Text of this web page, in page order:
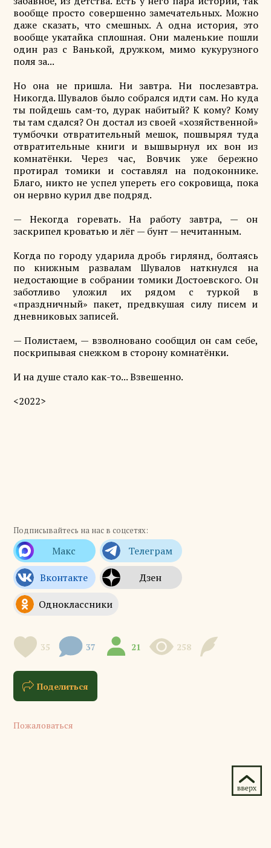
вообще просто совершенно замечательных. Можно
даже сказать, что смешных. А одна история, это
вообще укатайка сплошная. Они маленькие пошли
один раз с Ванькой, дружком, мимо кукурузного
поля за...
Но она не пришла. Ни завтра. Ни послезавтра.
Никогда. Шувалов было собрался идти сам. Но куда
ты пойдешь сам-то, дурак набитый? К кому? Кому
ты там сдался? Он достал из своей «хозяйственной»
тумбочки отвратительный мешок, пошвырял туда
отвратительные книги и вышвырнул их вон из
комнатёнки. Через час, Вовчик уже бережно
протирал томики и составлял на подоконнике.
Благо, никто не успел упереть его сокровища, пока
он нервно курил две подряд.
— Некогда горевать. На работу завтра, — он
заскрипел кроватью и лёг — бунт — нечитанным.
Когда по городу ударила дробь гирлянд, болтаясь
по книжным развалам Шувалов наткнулся на
недостающие в собрании томики Достоевского. Он
заботливо уложил их рядом с туркой в
«праздничный» пакет, предвкушая силу писем и
дневниковых записей.
— Полистаем, — взволновано сообщил он сам себе,
поскрипывая снежком в сторону комнатёнки.
И на душе стало как-то... Взвешенно.
<2022>
Подписывайтесь на нас в соцсетях:
35 37 21 258
Поделиться
Пожаловаться